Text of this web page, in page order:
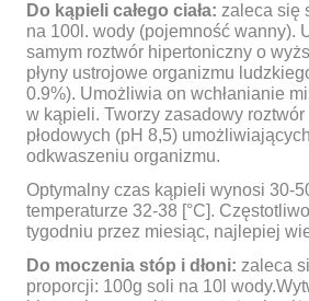
Do kąpieli całego ciała: zaleca się
na 100l. wody (pojemność wanny).
samym roztwór hipertoniczny o
płyny ustrojowe organizmu
0.9%). Umożliwia on wchłanianie
w kąpieli. Tworzy zasadowy roztwór
płodowych (pH 8,5)
odkwaszeniu organizmu.
Optymalny czas kąpieli wynosi 30-
temperaturze 32-38 [°C].
tygodniu przez miesiąc, najlepiej
Do moczenia stóp i dłoni: zaleca
proporcji: 100g soli na 10l